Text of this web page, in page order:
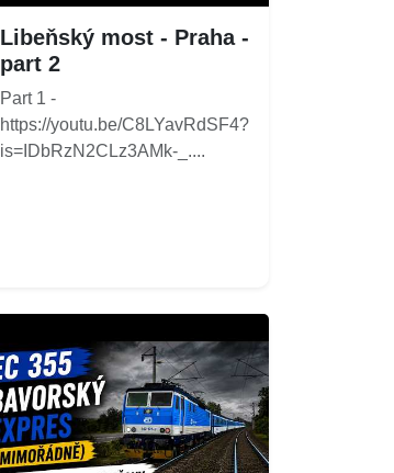
Libeňský most - Praha -
part 2
Part 1 -
https://youtu.be/C8LYavRdSF4?
is=IDbRzN2CLz3AMk-_....